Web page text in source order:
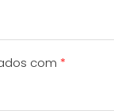
com *